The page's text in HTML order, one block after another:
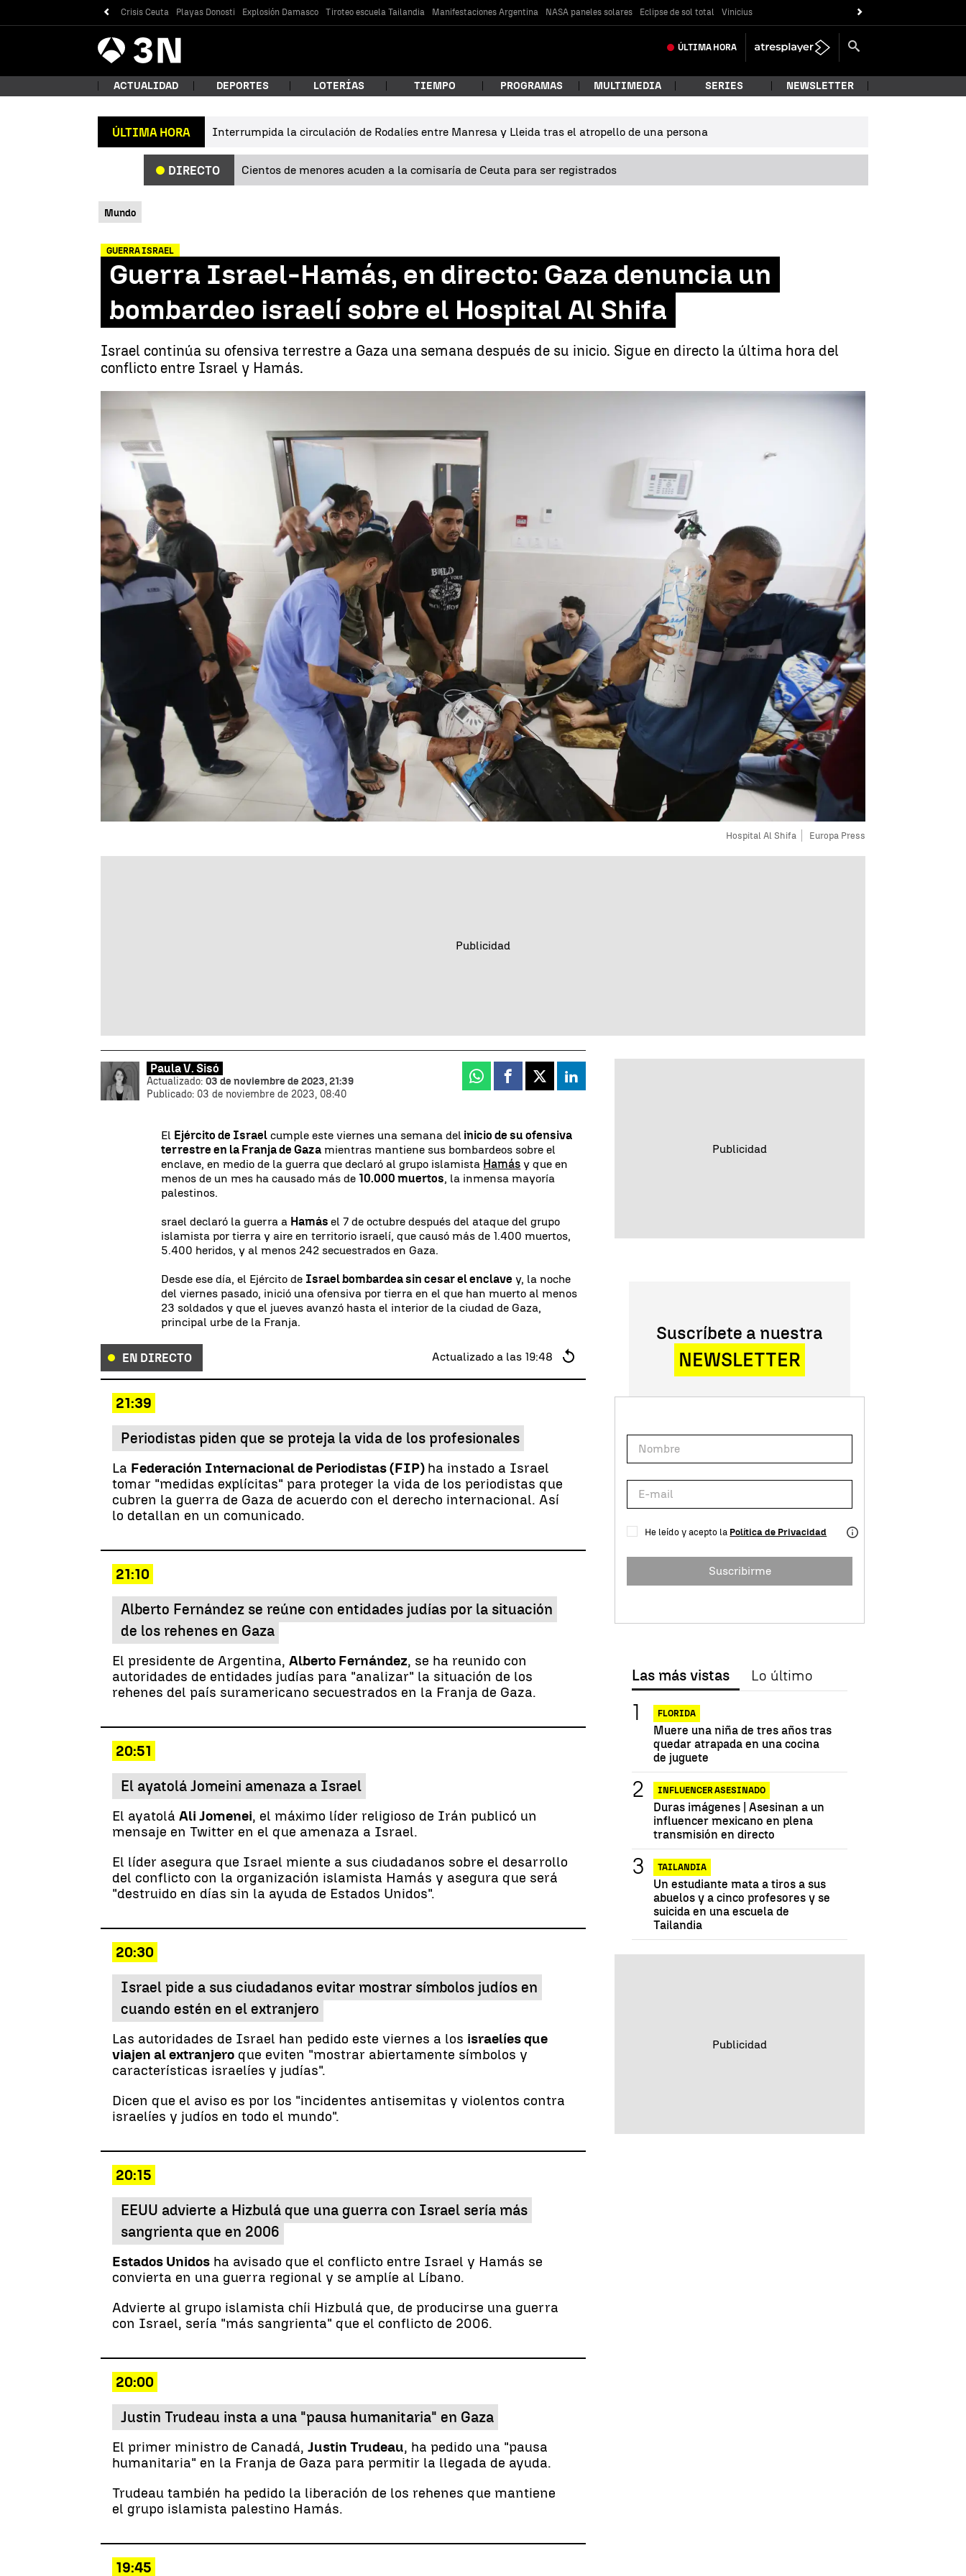
Crisis Ceuta Playas Donosti Explosión Damasco Tiroteo escuela Tailandia Manifestaciones Argentina NASA paneles solares Eclipse de sol total Vinicius
Antena
3 Noticias ÚLTIMA HORA
¿Qué estás buscando?
Buscar
ACTUALIDAD DEPORTES LOTERÍAS TIEMPO PROGRAMAS MULTIMEDIA SERIES NEWSLETTER
ÚLTIMA HORA Interrumpida la circulación de Rodalíes entre Manresa y Lleida tras el atropello de una persona
DIRECTO Cientos de menores acuden a la comisaría de Ceuta para ser registrados
Mundo
GUERRA ISRAEL
Guerra Israel-Hamás, en directo: Gaza denuncia un
bombardeo israelí sobre el Hospital Al Shifa
Israel continúa su ofensiva terrestre a Gaza una semana después de su inicio. Sigue en directo la última hora del
conflicto entre Israel y Hamás.
Hospital Al Shifa Europa Press
Paula V. Sisó
Actualizado: 03 de noviembre de 2023, 21:39
Publicado: 03 de noviembre de 2023, 08:40
Whatsapp
Facebook
X Linkedin
El Ejército de Israel cumple este viernes una semana del inicio de su ofensiva
terrestre en la Franja de Gaza mientras mantiene sus bombardeos sobre el
enclave, en medio de la guerra que declaró al grupo islamista Hamás y que en
menos de un mes ha causado más de 10.000 muertos, la inmensa mayoría
palestinos.
srael declaró la guerra a Hamásel 7 de octubre después del ataque del grupo
islamista por tierra y aire en territorio israelí, que causó más de 1.400 muertos,
5.400 heridos, y al menos 242 secuestrados en Gaza.
Desde ese día, el Ejército de Israel bombardea sin cesar el enclave y, la noche
del viernes pasado, inició una ofensiva por tierra en el que han muerto al menos
23 soldados y que el jueves avanzó hasta el interior de la ciudad de Gaza,
principal urbe de la Franja.
EN DIRECTO Actualizado a las 19:48
21:39
Periodistas piden que se proteja la vida de los profesionales
La Federación Internacional de Periodistas (FIP) ha instado a Israel
tomar "medidas explícitas" para proteger la vida de los periodistas que
cubren la guerra de Gaza de acuerdo con el derecho internacional. Así
lo detallan en un comunicado.
21:10
Alberto Fernández se reúne con entidades judías por la situación
de los rehenes en Gaza
El presidente de Argentina, Alberto Fernández, se ha reunido con
autoridades de entidades judías para "analizar" la situación de los
rehenes del país suramericano secuestrados en la Franja de Gaza.
20:51
El ayatolá Jomeini amenaza a Israel
El ayatolá Ali Jomenei, el máximo líder religioso de Irán publicó un
mensaje en Twitter en el que amenaza a Israel.
El líder asegura que Israel miente a sus ciudadanos sobre el desarrollo
del conflicto con la organización islamista Hamás y asegura que será
"destruido en días sin la ayuda de Estados Unidos".
20:30
Israel pide a sus ciudadanos evitar mostrar símbolos judíos en
cuando estén en el extranjero
Las autoridades de Israel han pedido este viernes a los israelíes que
viajen al extranjero que eviten "mostrar abiertamente símbolos y
características israelíes y judías".
Dicen que el aviso es por los "incidentes antisemitas y violentos contra
israelíes y judíos en todo el mundo".
20:15
EEUU advierte a Hizbulá que una guerra con Israel sería más
sangrienta que en 2006
Estados Unidos ha avisado que el conflicto entre Israel y Hamás se
convierta en una guerra regional y se amplíe al Líbano.
Advierte al grupo islamista chíi Hizbulá que, de producirse una guerra
con Israel, sería "más sangrienta" que el conflicto de 2006.
20:00
Justin Trudeau insta a una "pausa humanitaria" en Gaza
El primer ministro de Canadá, Justin Trudeau, ha pedido una "pausa
humanitaria" en la Franja de Gaza para permitir la llegada de ayuda.
Trudeau también ha pedido la liberación de los rehenes que mantiene
el grupo islamista palestino Hamás.
19:45
Suscríbete a nuestra
NEWSLETTER
He leído y acepto la Política de Privacidad
Suscribirme
Las más vistas Lo último
FLORIDA
Muere una niña de tres años tras
quedar atrapada en una cocina
de juguete
INFLUENCER ASESINADO
Duras imágenes | Asesinan a un
influencer mexicano en plena
transmisión en directo
TAILANDIA
Un estudiante mata a tiros a sus
abuelos y a cinco profesores y se
suicida en una escuela de
Tailandia